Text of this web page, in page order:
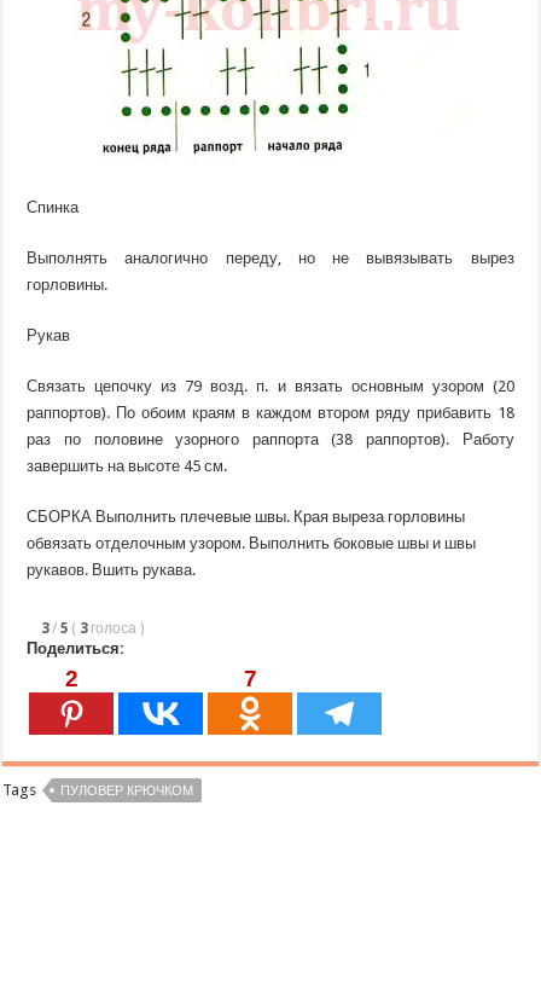
Спинка
Выполнять аналогично переду, но не вывязывать вырез
горловины.
Рукав
Связать цепочку из 79 возд. п. и вязать основным узором (20
раппортов). По обоим краям в каждом втором ряду прибавить 18
раз по половине узорного раппорта (38 раппортов). Работу
завершить на высоте 45 см.
СБОРКА Выполнить плечевые швы. Края выреза горловины
обвязать отделочным узором. Выполнить боковые швы и швы
рукавов. Вшить рукава.
3 / 5 ( 3 голоса)
Поделиться:
2 7
Tags ПУЛОВЕР КРЮЧКОМ